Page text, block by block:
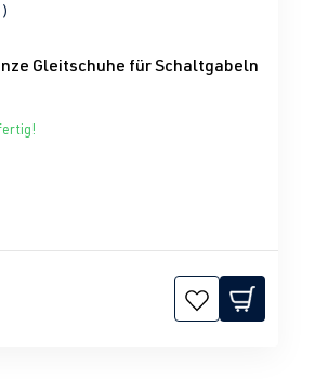
Bewertung von 5 von 5 Sternen
Gleitschuhe für Schaltgabeln